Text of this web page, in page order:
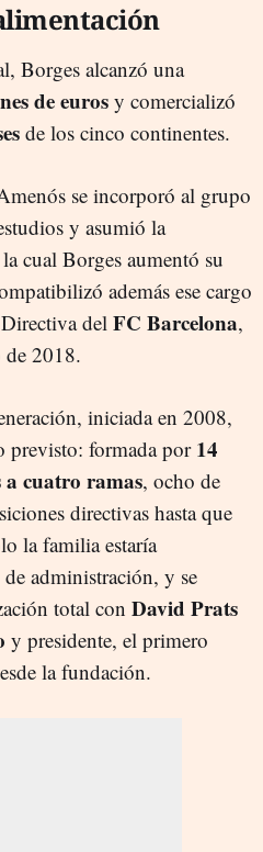
Borges alcanzó una
de euros y comercializó
de los cinco continentes.
se incorporó al grupo
y asumió la
cual Borges aumentó su
además ese cargo
del FC Barcelona,
de 2018.
iniciada en 2008,
previsto: formada por 14
a cuatro ramas, ocho de
directivas hasta que
la familia estaría
de administración, y se
total con David Prats
y presidente, el primero
la fundación.